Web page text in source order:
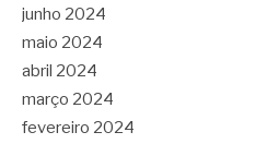
junho 2024
maio 2024
abril 2024
março 2024
fevereiro 2024